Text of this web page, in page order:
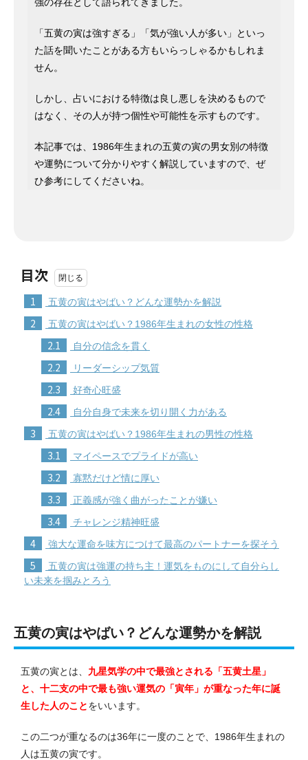
「五黄の寅は強すぎる」「気が強い人が多い」といっ
た話を聞いたことがある方もいらっしゃるかもしれま
せん。
しかし、占いにおける特徴は良し悪しを決めるもので
はなく、その人が持つ個性や可能性を示すものです。
本記事では、1986年生まれの五黄の寅の男女別の特徴
や運勢について分かりやすく解説していますので、ぜ
ひ参考にしてくださいね。
目次
1 五黄の寅はやばい？どんな運勢かを解説
2 五黄の寅はやばい？1986年生まれの女性の性格
2.1 自分の信念を貫く
2.2 リーダーシップ気質
2.3 好奇心旺盛
2.4 自分自身で未来を切り開く力がある
3 五黄の寅はやばい？1986年生まれの男性の性格
3.1 マイペースでプライドが高い
3.2 寡黙だけど情に厚い
3.3 正義感が強く曲がったことが嫌い
3.4 チャレンジ精神旺盛
4 強大な運命を味方につけて最高のパートナーを探そう
5
五黄の寅は強運の持ち主！運気をものにして自分らし
い未来を掴みとろう
五黄の寅はやばい？どんな運勢かを解説
五黄の寅とは、 九星気学の中で最強とされる「五黄土星」
と、十二支の中で最も強い運気の「寅年」が重なった年に誕
生した人のことをいいます。
この二つが重なるのは36年に一度のことで、1986年生まれの
人は五黄の寅です。